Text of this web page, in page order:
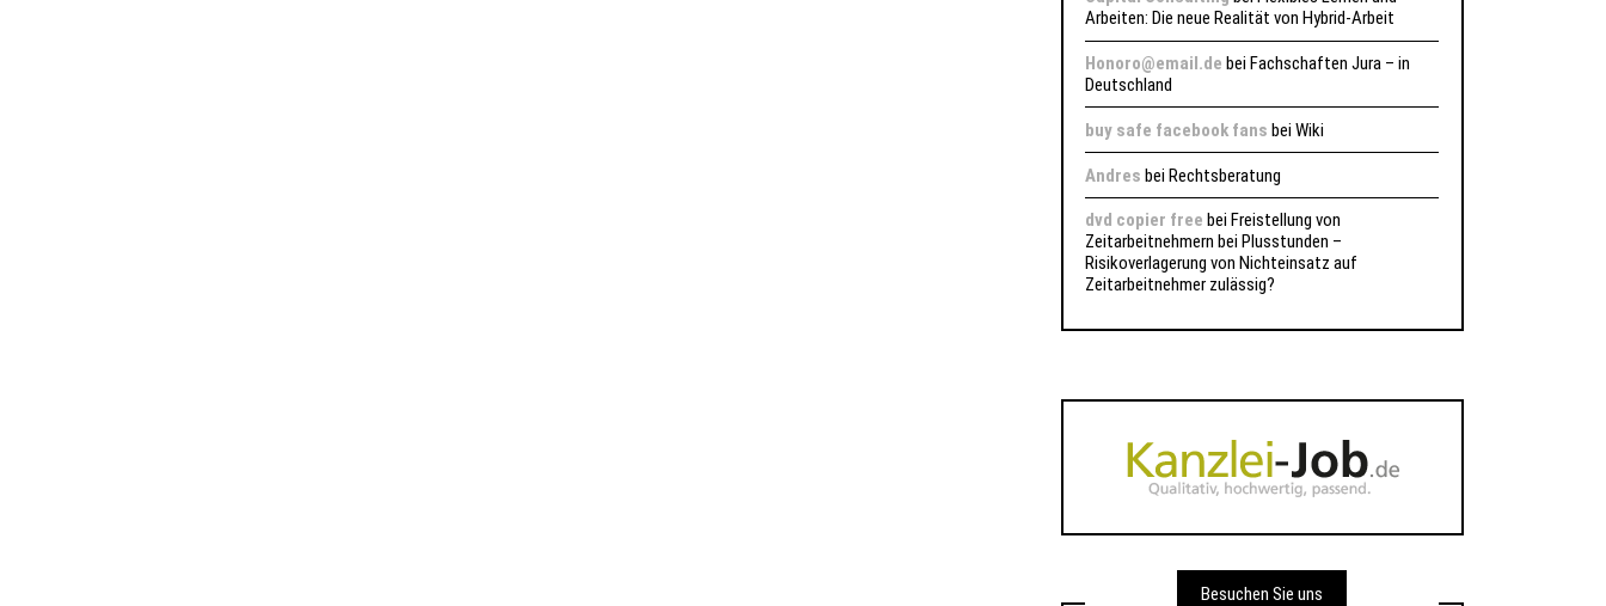
Arbeiten: Die neue Realität von Hybrid-Arbeit
Honoro@email.de beiFachschaften Jura – in
Deutschland
buy safe facebook fans beiWiki
Andres beiRechtsberatung
dvd copier free bei Freistellung von
Zeitarbeitnehmern bei Plusstunden –
Risikoverlagerung von Nichteinsatz auf
Zeitarbeitnehmer zulässig?
Besuchen Sie uns